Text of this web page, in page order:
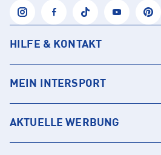
HILFE & KONTAKT
MEIN INTERSPORT
AKTUELLE WERBUNG